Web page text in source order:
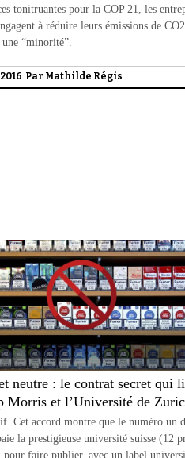
tonitruantes pour la COP 21, les
à réduire leurs émissions de
une “minorité”.
Par Mathilde Régis
neutre : le contrat secret qui
Morris et l’Université de
Cet accord montre que le numéro un
la prestigieuse université suisse (12
pour faire publier, avec un label